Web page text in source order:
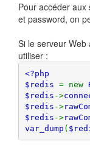
Pour accéder
et password, on
Si le serveur Web
utiliser :
<?php
$redis = new
$redis ->
$redis ->
$redis ->
var_dump (